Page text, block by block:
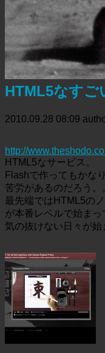
HTML5なすご
2010.09.28 08:09
http://
HTML5なサービス。
Flashで作ってもかな
苦労があるのだろう。
最先端ではHTML5の
が本番レベルで始まっ
気の抜けない日々が始